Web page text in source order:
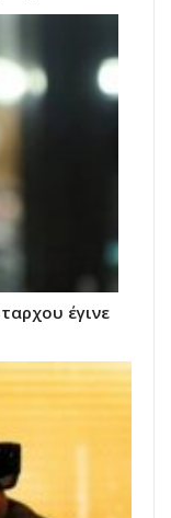
έγινε